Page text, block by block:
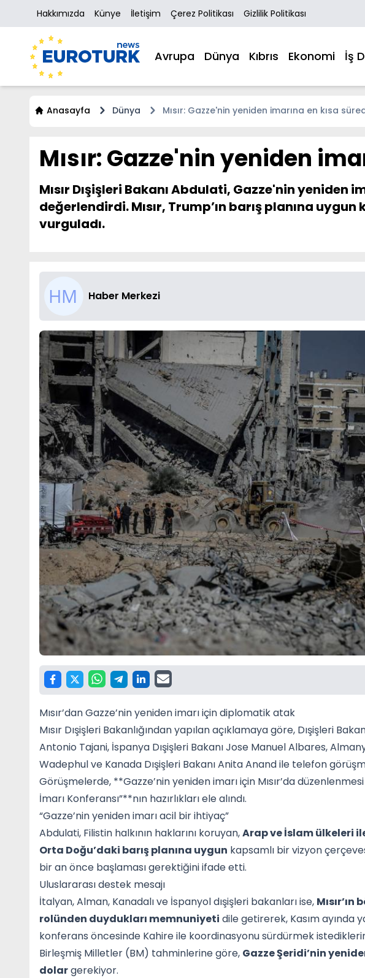
Hakkımızda Künye İletişim Çerez Politikası Gizlilik Politikası
Avrupa Dünya Kıbrıs Ekonomi İş
Anasayfa Dünya Mısır: Gazze'nin yeniden imarına en kısa
Mısır: Gazze'nin yeniden
Mısır Dışişleri Bakanı Abdulati, Gazze'nin yeniden
değerlendirdi. Mısır, Trump’ın barış planına
vurguladı.
Haber Merkezi
Mısır’dan Gazze’nin yeniden imarı için diplomatik atak
Mısır Dışişleri Bakanlığından yapılan açıklamaya göre, Dışişleri
Antonio Tajani, İspanya Dışişleri Bakanı Jose Manuel Albares,
Wadephul ve Kanada Dışişleri Bakanı Anita Anand ile telefon
Görüşmelerde, **Gazze’nin yeniden imarı için Mısır’da
İmarı Konferansı”**nın hazırlıkları ele alındı.
“Gazze’nin yeniden imarı acil bir ihtiyaç”
Abdulati, Filistin halkının haklarını koruyan,Arap ve İslam ülkeleri
Orta Doğu’daki barış planına uygun kapsamlı bir vizyon
bir an önce başlaması gerektiğini ifade etti.
Uluslararası destek mesajı
İtalyan, Alman, Kanadalı ve İspanyol dışişleri bakanları ise,
rolünden duydukları memnuniyeti dile getirerek, Kasım ayında
konferans öncesinde Kahire ile koordinasyonu sürdürmek
Birleşmiş Milletler (BM) tahminlerine göre, Gazze Şeridi’nin
dolargerekiyor.